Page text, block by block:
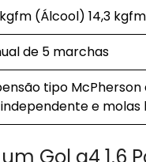
(Álcool) 14,3
de 5 marchas
tipo
e molas